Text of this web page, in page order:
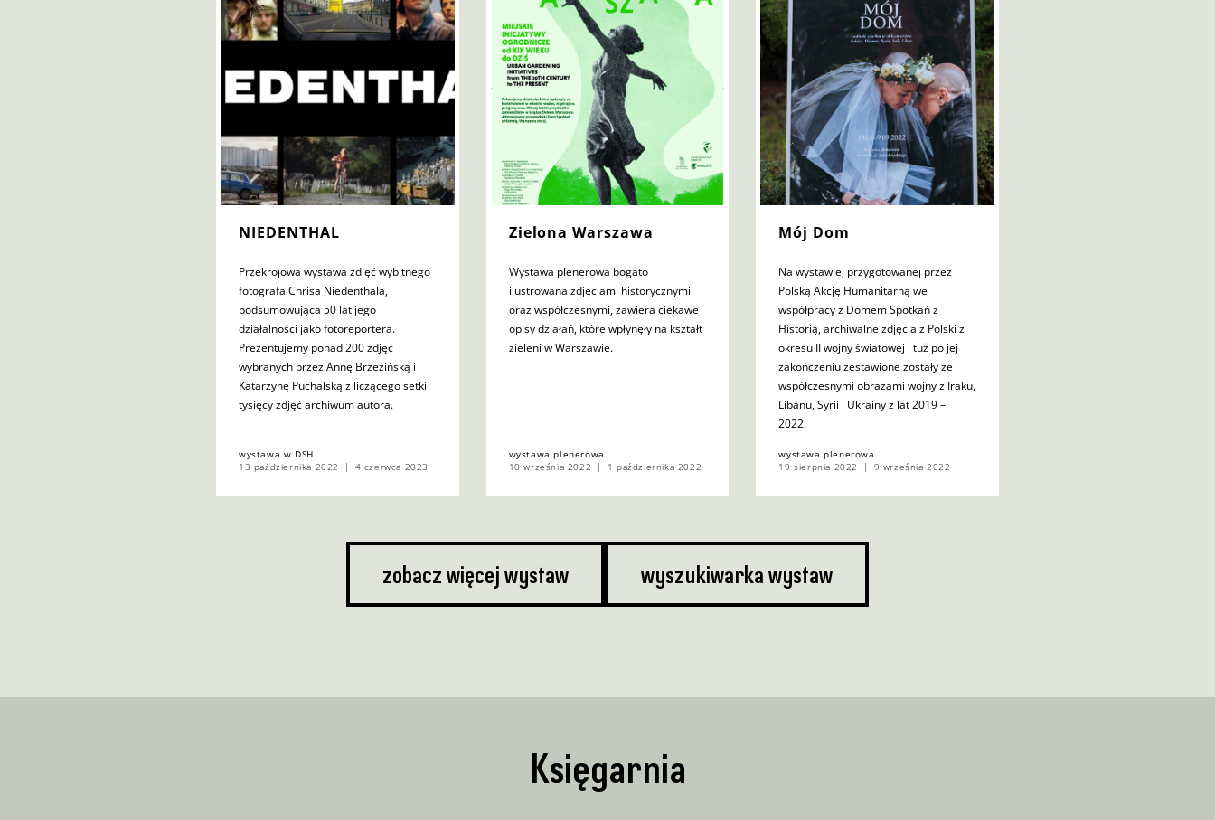
NIEDENTHAL
Przekrojowa wystawa zdjęć wybitnego
fotografa Chrisa Niedenthala,
podsumowująca 50 lat jego
działalności jako fotoreportera.
Prezentujemy ponad 200 zdjęć
wybranych przez Annę Brzezińską i
Katarzynę Puchalską z liczącego setki
tysięcy zdjęć archiwum autora.
wystawa w DSH
13 października 2022
4 czerwca 2023
Zielona Warszawa
Wystawa plenerowa bogato
ilustrowana zdjęciami historycznymi
oraz współczesnymi, zawiera ciekawe
opisy działań, które wpłynęły na kształt
zieleni w Warszawie.
wystawa plenerowa
10 września 2022
1 października 2022
Mój Dom
Na wystawie, przygotowanej przez
Polską Akcję Humanitarną we
współpracy z Domem Spotkań z
Historią, archiwalne zdjęcia z Polski z
okresu II wojny światowej i tuż po jej
zakończeniu zestawione zostały ze
współczesnymi obrazami wojny z Iraku,
Libanu, Syrii i Ukrainy z lat 2019 –
2022.
wystawa plenerowa
19 sierpnia 2022
9 września 2022
zobacz więcej wystaw wyszukiwarka wystaw
Księgarnia